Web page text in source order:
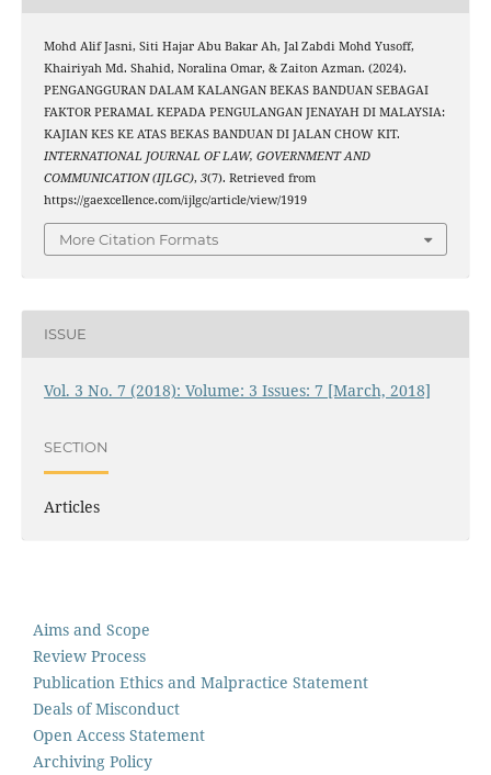
Mohd Alif Jasni, Siti Hajar Abu Bakar Ah, Jal Zabdi Mohd Yusoff,
Khairiyah Md. Shahid, Noralina Omar, & Zaiton Azman. (2024).
PENGANGGURAN DALAM KALANGAN BEKAS BANDUAN SEBAGAI
FAKTOR PERAMAL KEPADA PENGULANGAN JENAYAH DI MALAYSIA:
KAJIAN KES KE ATAS BEKAS BANDUAN DI JALAN CHOW KIT.
INTERNATIONAL JOURNAL OF LAW, GOVERNMENT AND
COMMUNICATION (IJLGC), 3(7). Retrieved from
https://gaexcellence.com/ijlgc/article/view/1919
More Citation Formats
ISSUE
Vol. 3 No. 7 (2018): Volume: 3 Issues: 7 [March, 2018]
SECTION
Articles
Aims and Scope
Review Process
Publication Ethics and Malpractice Statement
Deals of Misconduct
Open Access Statement
Archiving Policy